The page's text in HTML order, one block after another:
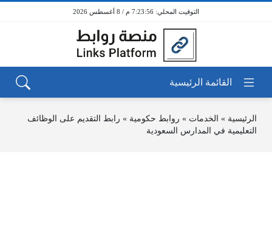
7:23:56 م / 8 أغسطس 2026
الرئيسية » الخدمات » روابط حكومية » رابط التقديم على الوظائف
التعليمية في المدارس السعودية